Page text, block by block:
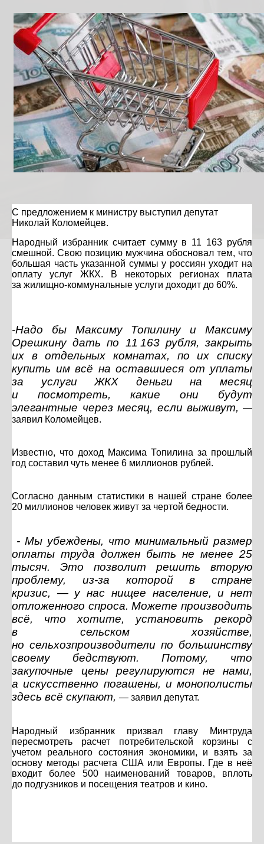
С предложением к министру выступил депутат
Николай Коломейцев.
Народный избранник считает сумму в 11 163 рубля
смешной. Свою позицию мужчина обосновал тем, что
большая часть указанной суммы у россиян уходит на
оплату услуг ЖКХ. В некоторых регионах плата
за жилищно-коммунальные услуги доходит до 60%.
-Надо бы Максиму Топилину и Максиму
Орешкину дать по 11 163 рубля, закрыть
их в отдельных комнатах, по их списку
купить им всё на оставшиеся от уплаты
за услуги ЖКХ деньги на месяц
и посмотреть, какие они будут
элегантные через месяц, если выживут, —
заявил Коломейцев.
Известно, что доход Максима Топилина за прошлый
год составил чуть менее 6 миллионов рублей.
Согласно данным статистики в нашей стране более
20 миллионов человек живут за чертой бедности.
- Мы убеждены, что минимальный размер
оплаты труда должен быть не менее 25
тысяч. Это позволит решить вторую
проблему, из-за которой в стране
кризис, — у нас нищее население, и нет
отложенного спроса. Можете производить
всё, что хотите, установить рекорд
в сельском хозяйстве,
но сельхозпроизводители по большинству
своему бедствуют. Потому, что
закупочные цены регулируются не нами,
а искусственно погашены, и монополисты
здесь всё скупают, — заявил депутат.
Народный избранник призвал главу Минтруда
пересмотреть расчет потребительской корзины с
учетом реального состояния экономики, и взять за
основу методы расчета США или Европы. Где в неё
входит более 500 наименований товаров, вплоть
до подгузников и посещения театров и кино.